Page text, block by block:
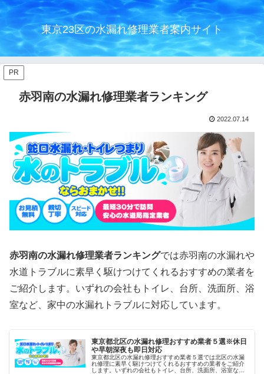
東京23区の水漏れ修理業者案内サイト
PR
赤羽南の水漏れ修理業者ランキング
2022.07.14
赤羽南の水漏れ修理業者ランキングでは赤羽南の水漏れや
水道トラブルに素早く駆けつけてくれるおすすめの業者を
ご紹介します。いずれの会社もトイレ、台所、洗面所、浴
室など、家中の水漏れトラブルに対応しています。
東京都北区の水漏れ修理おすすめ業者５選※休日
や早朝深夜も即日対応
東京都北区の水漏れ修理おすすめ業者５選では北区の水漏
れ修理に素早く駆けつけてくれるおすすめの業者をご紹介
します。いずれの会社もトイレ、台所、洗面所、浴室な